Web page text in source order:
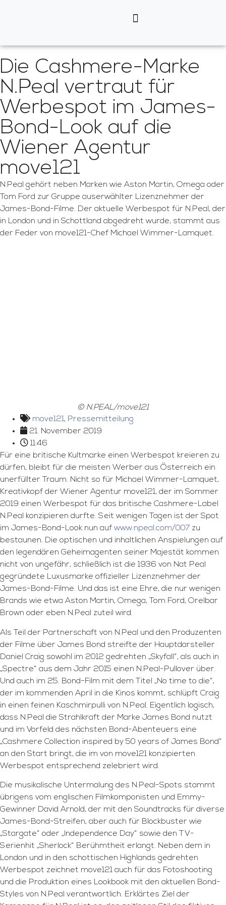
Die Cashmere-Marke
N.Peal vertraut für
Werbespot im James-
Bond-Look auf die
Wiener Agentur
move121
N.Peal gehört neben Marken wie Aston Martin, Omega oder
Tom Ford zur Gruppe auserwählter Lizenznehmer der
James-Bond-Filme. Der aktuelle Werbespot für N.Peal, der
in London und in Schottland abgedreht wurde, stammt aus
der Feder von move121-Chef Michael Wimmer-Lamquet.
© N.PEAL/move121
move121, Pressemitteilung
21. November 2019
11:46
Für eine britische Kultmarke einen Werbespot kreieren zu
dürfen, bleibt für die meisten Werber aus Österreich ein
unerfüllter Traum. Nicht so für Michael Wimmer-Lamquet,
Kreativkopf der Wiener Agentur move121, der im Sommer
2019 einen Werbespot für das britische Cashmere-Label
N.Peal konzipieren durfte. Seit wenigen Tagen ist der Spot
im James-Bond-Look nun auf www.npeal.com/007 zu
bestaunen. Die optischen und inhaltlichen Anspielungen auf
den legendären Geheimagenten seiner Majestät kommen
nicht von ungefähr, schließlich ist die 1936 von Nat Peal
gegründete Luxusmarke offizieller Lizenznehmer der
James-Bond-Filme. Und das ist eine Ehre, die nur wenigen
Brands wie etwa Aston Martin, Omega, Tom Ford, Orelbar
Brown oder eben N.Peal zuteil wird.
Als Teil der Partnerschaft von N.Peal und den Produzenten
der Filme über James Bond streifte der Hauptdarsteller
Daniel Craig sowohl im 2012 gedrehten „Skyfall“, als auch in
„Spectre“ aus dem Jahr 2015 einen N.Peal-Pullover über.
Und auch im 25. Bond-Film mit dem Titel „No time to die“,
der im kommenden April in die Kinos kommt, schlüpft Craig
in einen feinen Kaschmirpulli von N.Peal. Eigentlich logisch,
dass N.Peal die Strahlkraft der Marke James Bond nutzt
und im Vorfeld des nächsten Bond-Abenteuers eine
„Cashmere Collection inspired by 50 years of James Bond“
an den Start bringt, die im von move121 konzipierten
Werbespot entsprechend zelebriert wird.
Die musikalische Untermalung des N.Peal-Spots stammt
übrigens vom englischen Filmkomponisten und Emmy-
Gewinner David Arnold, der mit den Soundtracks für diverse
James-Bond-Streifen, aber auch für Blockbuster wie
„Stargate“ oder „Independence Day“ sowie den TV-
Serienhit „Sherlock“ Berühmtheit erlangt. Neben dem in
London und in den schottischen Highlands gedrehten
Werbespot zeichnet move121 auch für das Fotoshooting
und die Produktion eines Lookbook mit den aktuellen Bond-
Styles von N.Peal verantwortlich. Erklärtes Ziel der